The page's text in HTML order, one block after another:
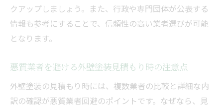
クアップしましょう。また、行政や専門団体が公表する
情報も参考にすることで、信頼性の高い業者選びが可能
となります。
悪質業者を避ける外壁塗装見積もり時の注意点
外壁塗装の見積もり時には、複数業者の比較と詳細な内
訳の確認が悪質業者回避のポイントです。なぜなら、見